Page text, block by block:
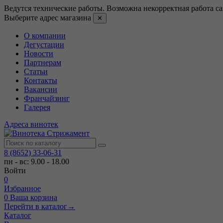
Ведутся технические работы. Возможна некорректная работа
Выберите адрес магазина
✕
О компании
Дегустации
Новости
Партнерам
Статьи
Контакты
Вакансии
Франчайзинг
Галерея
Адреса винотек
8 (8652) 33-06-31
пн - вс: 9.00 - 18.00
Войти
0
Избранное
0 Ваша корзина
Перейти в каталог →
Каталог